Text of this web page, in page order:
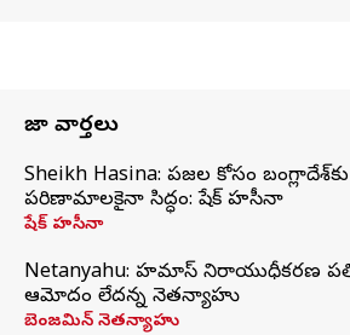
తాజా వార్తలు
Sheikh Hasina: ప్రజల కోసం
పరిణామాలకైనా సిద్ధం: షేక్ హసీనా
షేక్ హసీనా
Netanyahu: హమాస్ నిరాయుధీకరణ
ఆమోదం లేదన్న నెతన్యాహు
బెంజమిన్ నెతన్యాహు